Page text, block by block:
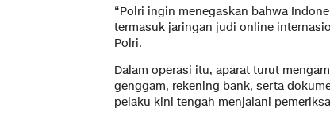
“Polri ingin menegaskan bahwa
termasuk jaringan judi online
Polri.
Dalam operasi itu, aparat turut
genggam, rekening bank, serta
pelaku kini tengah menjalani